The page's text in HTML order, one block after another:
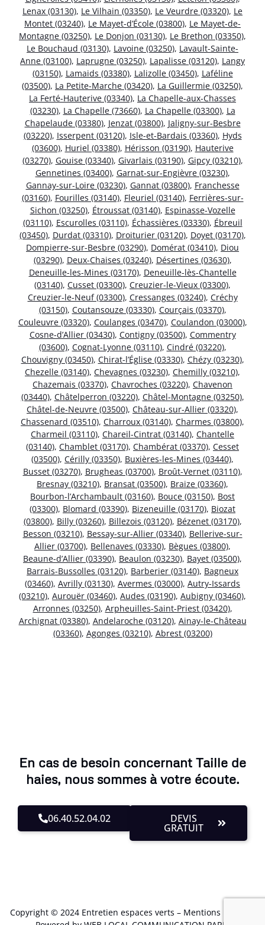
Lenax (03130), Le Vilhain (03350), Le Veurdre (03320), Le
Montet (03240), Le Mayet-d’École (03800), Le Mayet-de-
Montagne (03250), Le Donjon (03130), Le Brethon (03350),
Le Bouchaud (03130), Lavoine (03250), Lavault-Sainte-
Anne (03100), Laprugne (03250), Lapalisse (03120), Langy
(03150), Lamaids (03380), Lalizolle (03450), Laféline
(03500), La Petite-Marche (03420), La Guillermie (03250),
La Ferté-Hauterive (03340), La Chapelle-aux-Chasses
(03230), La Chapelle (73660), La Chapelle (03300), La
Chapelaude (03380), Jenzat (03800), Jaligny-sur-Besbre
(03220), Isserpent (03120), Isle-et-Bardais (03360), Hyds
(03600), Huriel (03380), Hérisson (03190), Hauterive
(03270), Gouise (03340), Givarlais (03190), Gipcy (03210),
Gennetines (03400), Garnat-sur-Engièvre (03230),
Gannay-sur-Loire (03230), Gannat (03800), Franchesse
(03160), Fourilles (03140), Fleuriel (03140), Ferrières-sur-
Sichon (03250), Étroussat (03140), Espinasse-Vozelle
(03110), Escurolles (03110), Échassières (03330), Ébreuil
(03450), Durdat (03310), Droiturier (03120), Doyet (03170),
Dompierre-sur-Besbre (03290), Domérat (03410), Diou
(03290), Deux-Chaises (03240), Désertines (03630),
Deneuille-les-Mines (03170), Deneuille-lès-Chantelle
(03140), Cusset (03300), Creuzier-le-Vieux (03300),
Creuzier-le-Neuf (03300), Cressanges (03240), Créchy
(03150), Coutansouze (03330), Courçais (03370),
Couleuvre (03320), Coulanges (03470), Coulandon (03000),
Cosne-d’Allier (03430), Contigny (03500), Commentry
(03600), Cognat-Lyonne (03110), Cindré (03220),
Chouvigny (03450), Chirat-l’Église (03330), Chézy (03230),
Chezelle (03140), Chevagnes (03230), Chemilly (03210),
Chazemais (03370), Chavroches (03220), Chavenon
(03440), Châtelperron (03220), Châtel-Montagne (03250),
Châtel-de-Neuvre (03500), Château-sur-Allier (03320),
Chassenard (03510), Charroux (03140), Charmes (03800),
Charmeil (03110), Chareil-Cintrat (03140), Chantelle
(03140), Chamblet (03170), Chambérat (03370), Cesset
(03500), Cérilly (03350), Buxières-les-Mines (03440),
Busset (03270), Brugheas (03700), Broût-Vernet (03110),
Bresnay (03210), Bransat (03500), Braize (03360),
Bourbon-l’Archambault (03160), Bouce (03150), Bost
(03300), Blomard (03390), Bizeneuille (03170), Biozat
(03800), Billy (03260), Billezois (03120), Bézenet (03170),
Besson (03210), Bessay-sur-Allier (03340), Bellerive-sur-
Allier (03700), Bellenaves (03330), Bègues (03800),
Beaune-d’Allier (03390), Beaulon (03230), Bayet (03500),
Barrais-Bussolles (03120), Barberier (03140), Bagneux
(03460), Avrilly (03130), Avermes (03000), Autry-Issards
(03210), Aurouër (03460), Audes (03190), Aubigny (03460),
Arronnes (03250), Arpheuilles-Saint-Priest (03420),
Archignat (03380), Andelaroche (03120), Ainay-le-Château
(03360), Agonges (03210), Abrest (03200)
En cas de besoin concernant Taille de
haies, nous sommes à votre écoute.
06.40.52.04.02 DEVIS
GRATUIT
Copyright © 2024 Entretien espaces verts – Mentions Légales